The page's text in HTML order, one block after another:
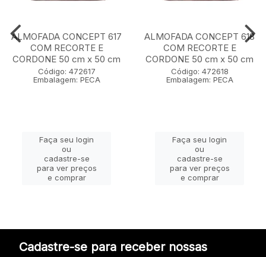
ALMOFADA CONCEPT 617
COM RECORTE E
CORDONE 50 cm x 50 cm
Código: 472617
Embalagem: PECA
Faça seu login
ou
cadastre-se
para ver preços
e comprar
ALMOFADA CONCEPT 618
COM RECORTE E
CORDONE 50 cm x 50 cm
Código: 472618
Embalagem: PECA
Faça seu login
ou
cadastre-se
para ver preços
e comprar
Cadastre-se para receber nossas